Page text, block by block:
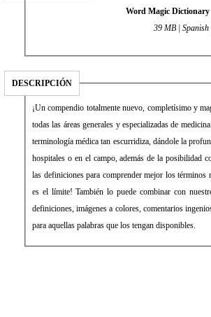
Word Magic Dictionary
39 MB |
DESCRIPCIÓN
¡Un compendio totalmente nuevo, completísimo y
todas las áreas generales y especializadas de
terminología médica tan escurridiza, dándole la
hospitales o en el campo, además de la posibilidad
las definiciones para comprender mejor los
es el límite! También lo puede combinar con
definiciones, imágenes a colores, comentarios
para aquellas palabras que los tengan disponibles.